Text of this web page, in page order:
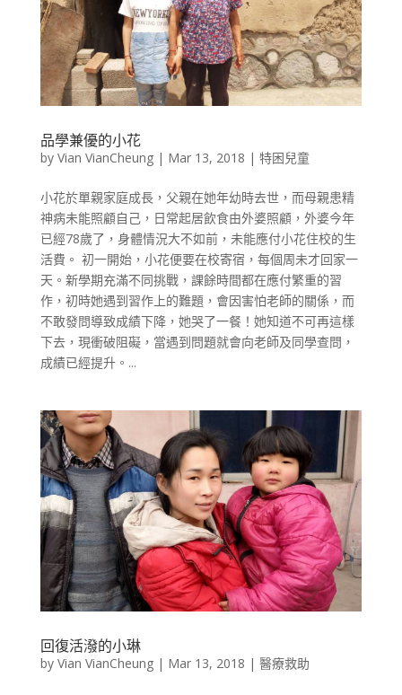
品學兼優的小花
by Vian VianCheung| Mar 13, 2018 | 特困兒童
小花於單親家庭成長，父親在她年幼時去世，而母親患精
神病未能照顧自己，日常起居飲食由外婆照顧，外婆今年
已經78歲了，身體情況大不如前，未能應付小花住校的生
活費。 初一開始，小花便要在校寄宿，每個周未才回家一
天。新學期充滿不同挑戰，課餘時間都在應付繁重的習
作，初時她遇到習作上的難題，會因害怕老師的關係，而
不敢發問導致成績下降，她哭了一餐！她知道不可再這樣
下去，現衝破阻礙，當遇到問題就會向老師及同學查問，
成績已經提升。...
回復活潑的小琳
by Vian VianCheung| Mar 13, 2018 | 醫療救助